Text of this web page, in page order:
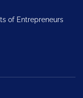
of Entrepreneurs